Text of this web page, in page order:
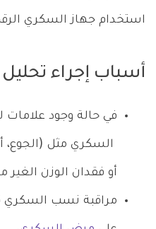
استخدام جهاز السكري
أسباب إجراء
في حالة وجود علامات
السكري مثل
أو فقدان الوزن الغير
مراقبة نسب السكري